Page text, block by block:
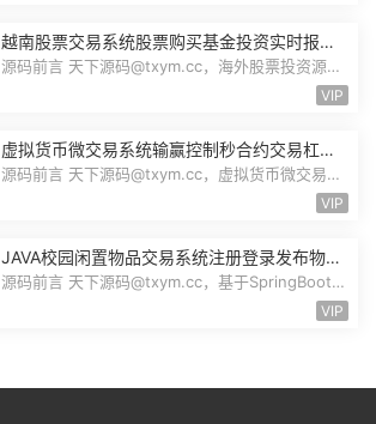
越南股票交易系统股票购买基金投资实时报价
交易信息投资组合海外股票投资PHP源码
源码前言 天下源码@txym.cc，海外股票投资源
VIP
虚拟货币微交易系统输赢控制秒合约交易杠杆
交易现货交易跟单员模式纯英文版源码BitTong
源码前言 天下源码@txym.cc，虚拟货币微交易投
VIP
JAVA校园闲置物品交易系统注册登录发布物品
搜索物品物品交易文章资讯商家管理源码
源码前言 天下源码@txym.cc，基于SpringBoot的
VIP